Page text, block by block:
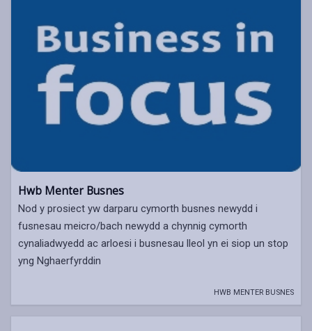
Hwb Menter Busnes
Nod y prosiect yw darparu cymorth busnes newydd i
fusnesau meicro/bach newydd a chynnig cymorth
cynaliadwyedd ac arloesi i busnesau lleol yn ei siop un stop
yng Nghaerfyrddin
HWB MENTER BUSNES